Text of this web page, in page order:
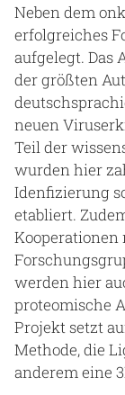
Neben dem
erfolgreiches
aufgelegt. Das
der größten
neuen
Teil der
wurden hier
Idenfizierung
etabliert.
werden hier
proteomische
Projekt setzt
Methode, die
anderem eine